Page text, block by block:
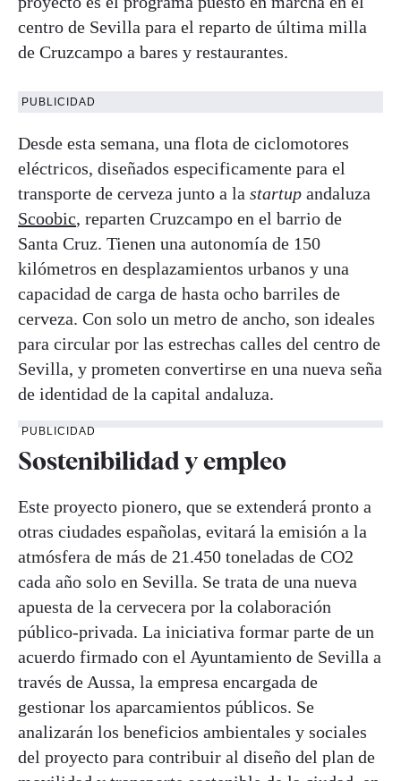
centro de Sevilla para el reparto de última milla
de Cruzcampo a bares y restaurantes.
PUBLICIDAD
Desde esta semana, una flota de ciclomotores
eléctricos, diseñados especificamente para el
transporte de cerveza junto a la startup andaluza
Scoobic, reparten Cruzcampo en el barrio de
Santa Cruz. Tienen una autonomía de 150
kilómetros en desplazamientos urbanos y una
capacidad de carga de hasta ocho barriles de
cerveza. Con solo un metro de ancho, son ideales
para circular por las estrechas calles del centro de
Sevilla, y prometen convertirse en una nueva seña
de identidad de la capital andaluza.
PUBLICIDAD
Sostenibilidad y empleo
Este proyecto pionero, que se extenderá pronto a
otras ciudades españolas, evitará la emisión a la
atmósfera de más de 21.450 toneladas de CO2
cada año solo en Sevilla. Se trata de una nueva
apuesta de la cervecera por la colaboración
público-privada. La iniciativa formar parte de un
acuerdo firmado con el Ayuntamiento de Sevilla a
través de Aussa, la empresa encargada de
gestionar los aparcamientos públicos. Se
analizarán los beneficios ambientales y sociales
del proyecto para contribuir al diseño del plan de